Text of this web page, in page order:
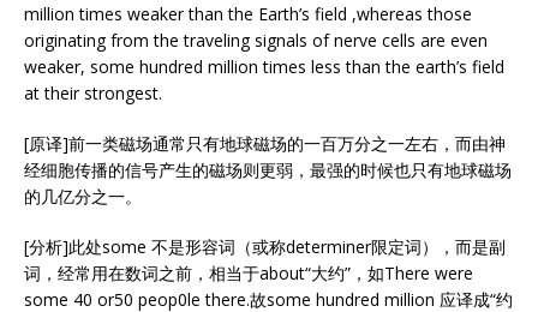
million times weaker than the Earth’s field ,whereas those
originating from the traveling signals of nerve cells are even
weaker, some hundred million times less than the earth’s field
at their strongest.
[原译]前一类磁场通常只有地球磁场的一百万分之一左右，而由神
经细胞传播的信号产生的磁场则更弱，最强的时候也只有地球磁场
的几亿分之一。
[分析]此处some 不是形容词（或称determiner限定词），而是副
词，经常用在数词之前，相当于about“大约”，如There were
some 40 or50 peop0le there.故some hundred million 应译成“约